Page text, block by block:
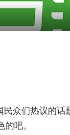
众们热议的
吧。